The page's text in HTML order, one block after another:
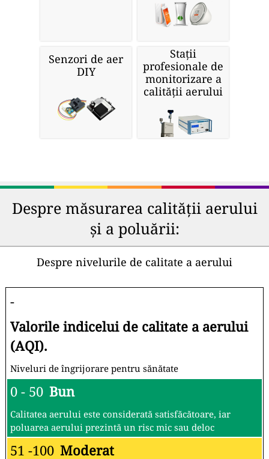
Senzori de aer
DIY
Stații
profesionale de
monitorizare a
calității aerului
Despre măsurarea calității aerului
și a poluării:
Despre nivelurile de calitate a aerului
-
Valorile indicelui de calitate a aerului
(AQI).
Niveluri de îngrijorare pentru sănătate
0 - 50 Bun
Calitatea aerului este considerată satisfăcătoare, iar
poluarea aerului prezintă un risc mic sau deloc
51 -100 Moderat